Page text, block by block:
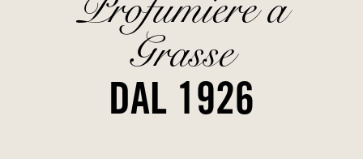
Grasse
DAL 1926